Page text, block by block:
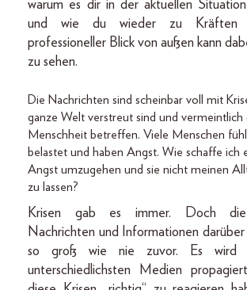
warum es dir in der aktuellen
und wie du wieder zu Kräften
professioneller Blick von außen kann
zu sehen.
Die Nachrichten sind scheinbar voll mit
ganze Welt verstreut sind und vermeintlich
Menschheit betreffen. Viele Menschen
belastet und haben Angst. Wie schaffe ich
Angst umzugehen und sie nicht meinen
zu lassen?
Krisen gab es immer. Doch die
Nachrichten und Informationen
so groß wie nie zuvor. Es wird
unterschiedlichsten Medien